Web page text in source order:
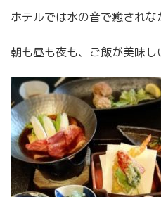
ホテルでは水の音で癒されな
朝も昼も夜も、ご飯が美味し